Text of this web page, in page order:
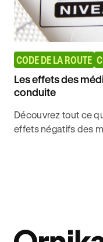
CODE DE LA ROUTE
Les effets des
conduite
Découvrez tout ce
effets négatifs des